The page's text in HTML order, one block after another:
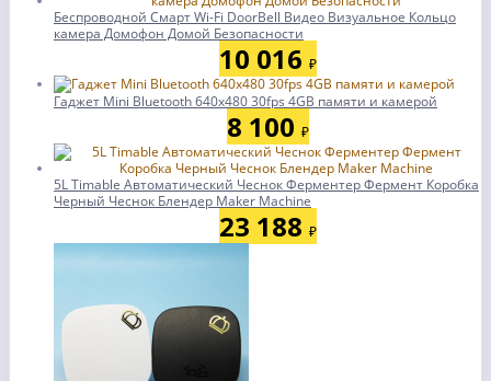
Беспроводной Смарт Wi-Fi DoorBell Видео Визуальное Кольцо
камера Домофон Домой Безопасности
10 016 ₽
Гаджет Mini Bluetooth 640x480 30fps 4GB памяти и камерой
8 100 ₽
5L Timable Автоматический Чеснок Ферментер Фермент Коробка
Черный Чеснок Блендер Maker Machine
23 188 ₽